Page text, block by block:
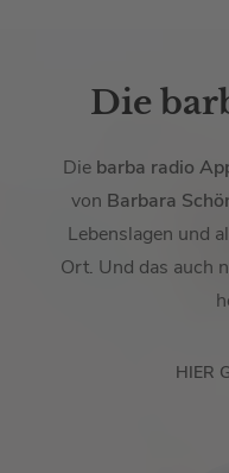
Die
Diebarba radio
von Barbara
Lebenslagen und
Ort. Und das auch
HIER